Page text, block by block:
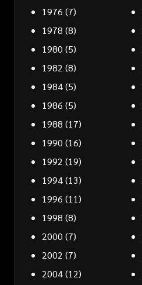
1976 (7)
1978 (8)
1980 (5)
1982 (8)
1984(5)
1986 (5)
1988 (17)
1990 (16)
1992 (19)
1994(13)
1996 (11)
1998 (8)
2000 (7)
2002 (7)
2004(12)